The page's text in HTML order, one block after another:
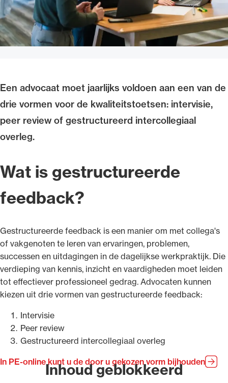
Een advocaat moet jaarlijks voldoen aan een van de
drie vormen voor de kwaliteitstoetsen: intervisie,
peer review of gestructureerd intercollegiaal
overleg.
Wat is gestructureerde
feedback?
Gestructureerde feedback is een manier om met collega's
of vakgenoten te leren van ervaringen, problemen,
successen en uitdagingen in de dagelijkse werkpraktijk. Die
verdieping van kennis, inzicht en vaardigheden moet leiden
tot effectiever professioneel gedrag. Advocaten kunnen
kiezen uit drie vormen van gestructureerde feedback:
Intervisie
Peer review
Gestructureerd intercollegiaal overleg
In PE-online kunt u de door u gekozen vorm bijhouden
Inhoud geblokkeerd
Uitgelicht
Alle wet- en regelgeving voor de advocatuur.
de advocatuur (Voda) en de Regeling op de
advocatuur (Roda).
Ondersteuning voor advocaten bij hun
beroepsuitoefening: van de advocatenpas tot
het rechtsgebiedenregister en
geheimhoudernummers.